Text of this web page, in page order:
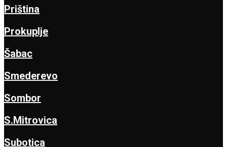
Priština
Prokuplje
Šabac
Smederevo
Sombor
S.Mitrovica
Subotica